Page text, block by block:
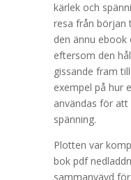
kärlek och
resa från början
den ännu ebook
eftersom den
gissande fram
exempel på hur
användas för att
spänning.
Plotten var
bok pdf
sammanvävd